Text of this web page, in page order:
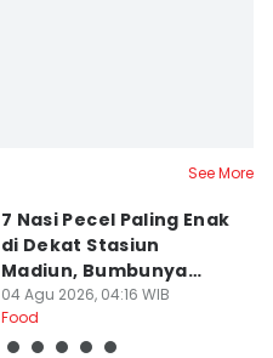
See More
7 Nasi Pecel Paling Enak
di Dekat Stasiun
Madiun, Bumbunya
Khas
04 Agu 2026, 04:16 WIB
Food